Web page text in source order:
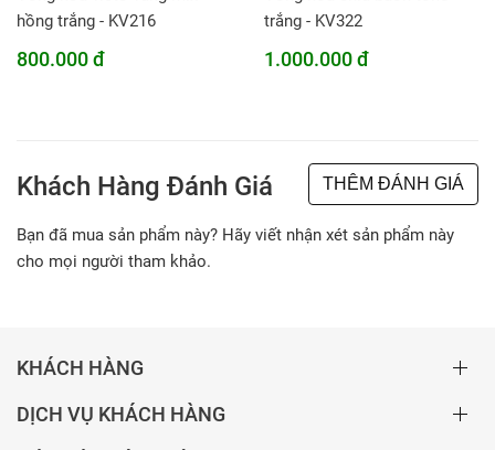
hồng trắng - KV216
800.000 đ
trắng - KV322
1.000.000 đ
Khách Hàng Đánh Giá THÊM ĐÁNH GIÁ
Bạn đã mua sản phẩm này? Hãy viết nhận xét sản phẩm này
cho mọi người tham khảo.
KHÁCH HÀNG
DỊCH VỤ KHÁCH HÀNG